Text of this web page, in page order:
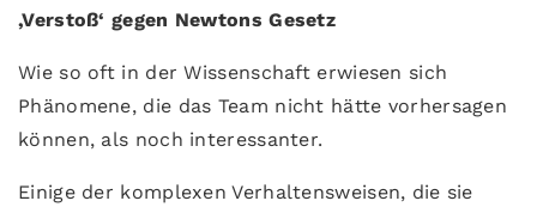
‚Verstoß‘ gegen Newtons Gesetz
Wie so oft in der Wissenschaft erwiesen sich
Phänomene, die das Team nicht hätte vorhersagen
können, als noch interessanter.
Einige der komplexen Verhaltensweisen, die sie